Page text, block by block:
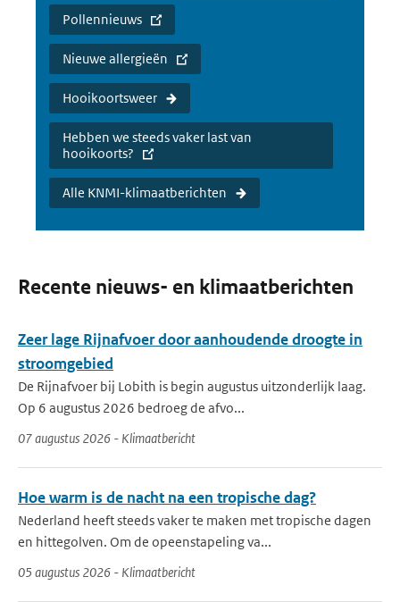
Pollennieuws
Nieuwe allergieën
Hooikoortsweer
Hebben we steeds vaker last van
hooikoorts?
Alle KNMI-klimaatberichten
Recente nieuws- en klimaatberichten
Zeer lage Rijnafvoer door aanhoudende droogte in
stroomgebied
De Rijnafvoer bij Lobith is begin augustus uitzonderlijk laag.
Op 6 augustus 2026 bedroeg de afvo...
07 augustus 2026 - Klimaatbericht
Hoe warm is de nacht na een tropische dag?
Nederland heeft steeds vaker te maken met tropische dagen
en hittegolven. Om de opeenstapeling va...
05 augustus 2026 - Klimaatbericht